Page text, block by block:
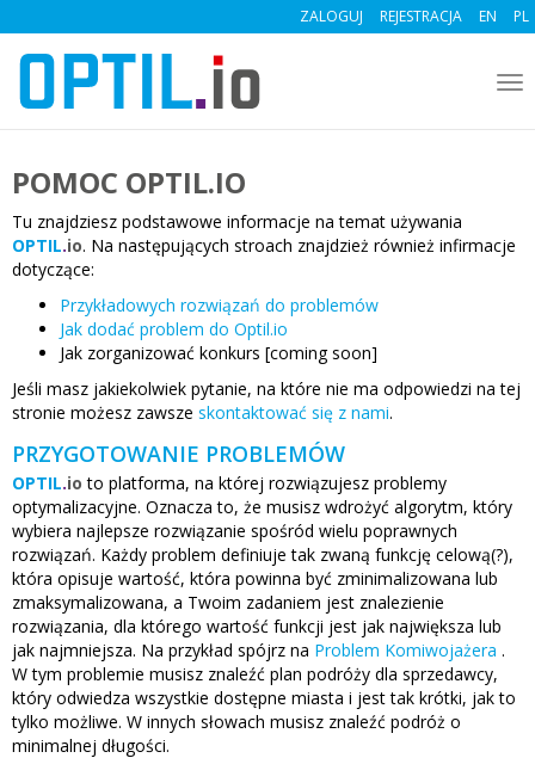
ZALOGUJ REJESTRACJA EN PL
POMOC OPTIL.IO
Tu znajdziesz podstawowe informacje na temat używania
OPTIL.io. Na następujących stroach znajdzież również infirmacje
dotyczące:
Przykładowych rozwiązań do problemów
Jak dodać problem do Optil.io
Jak zorganizować konkurs [coming soon]
Jeśli masz jakiekolwiek pytanie, na które nie ma odpowiedzi na tej
stronie możesz zawsze skontaktować się z nami.
PRZYGOTOWANIE PROBLEMÓW
OPTIL.io to platforma, na której rozwiązujesz problemy
optymalizacyjne. Oznacza to, że musisz wdrożyć algorytm, który
wybiera najlepsze rozwiązanie spośród wielu poprawnych
rozwiązań. Każdy problem definiuje tak zwaną funkcję celową(?),
która opisuje wartość, która powinna być zminimalizowana lub
zmaksymalizowana, a Twoim zadaniem jest znalezienie
rozwiązania, dla którego wartość funkcji jest jak największa lub
jak najmniejsza. Na przykład spójrz na Problem Komiwojażera .
W tym problemie musisz znaleźć plan podróży dla sprzedawcy,
który odwiedza wszystkie dostępne miasta i jest tak krótki, jak to
tylko możliwe. W innych słowach musisz znaleźć podróż o
minimalnej długości.